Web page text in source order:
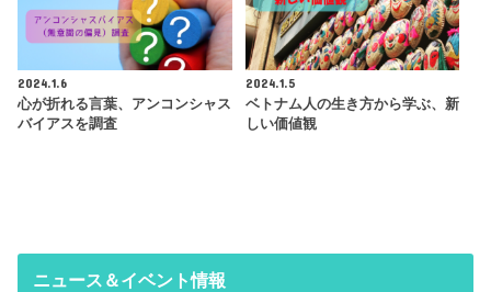
2024.1.6
心が折れる言葉、アンコンシャス
バイアスを調査
2024.1.5
ベトナム人の生き方から学ぶ、新
しい価値観
ニュース＆イベント情報